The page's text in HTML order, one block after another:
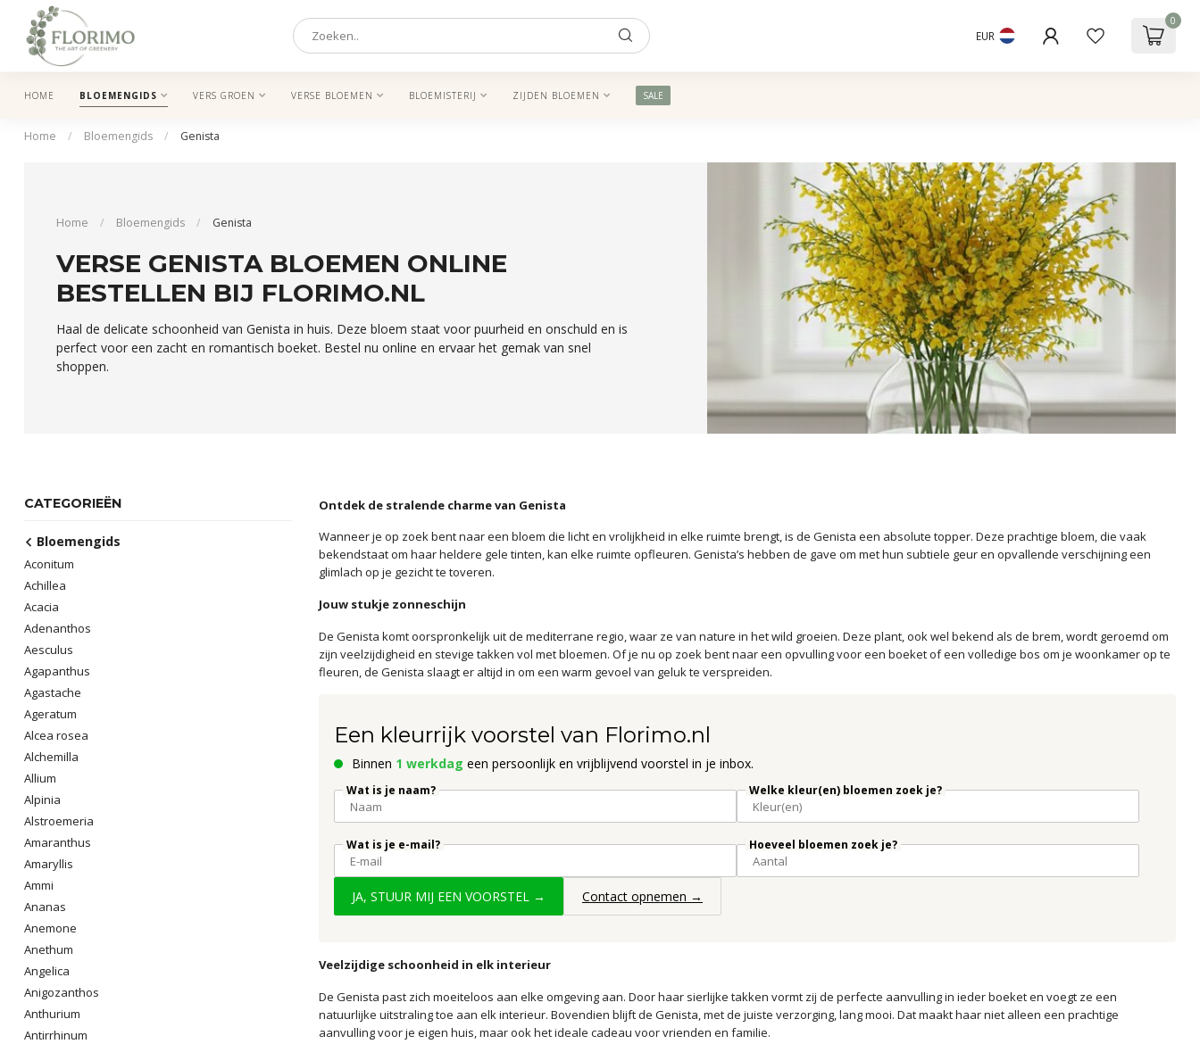
EUR
0
HOME BLOEMENGIDS VERS GROEN VERSE BLOEMEN BLOEMISTERIJ ZIJDEN BLOEMEN SALE
Home / Bloemengids / Genista
Home / Bloemengids / Genista
VERSE GENISTA BLOEMEN ONLINE
BESTELLEN BIJ FLORIMO.NL
Haal de delicate schoonheid van Genista in huis. Deze bloem staat voor puurheid en onschuld en is
perfect voor een zacht en romantisch boeket. Bestel nu online en ervaar het gemak van snel
shoppen.
CATEGORIEËN
Bloemengids
Aconitum
Achillea
Acacia
Adenanthos
Aesculus
Agapanthus
Agastache
Ageratum
Alcea rosea
Alchemilla
Allium
Alpinia
Alstroemeria
Amaranthus
Amaryllis
Ammi
Ananas
Anemone
Anethum
Angelica
Anigozanthos
Anthurium
Antirrhinum
Ontdek de stralende charme van Genista
Wanneer je op zoek bent naar een bloem die licht en vrolijkheid in elke ruimte brengt, is de Genista een absolute topper. Deze prachtige bloem, die vaak
bekendstaat om haar heldere gele tinten, kan elke ruimte opfleuren. Genista’s hebben de gave om met hun subtiele geur en opvallende verschijning een
glimlach op je gezicht te toveren.
Jouw stukje zonneschijn
De Genista komt oorspronkelijk uit de mediterrane regio, waar ze van nature in het wild groeien. Deze plant, ook wel bekend als de brem, wordt geroemd om
zijn veelzijdigheid en stevige takken vol met bloemen. Of je nu op zoek bent naar een opvulling voor een boeket of een volledige bos om je woonkamer op te
fleuren, de Genista slaagt er altijd in om een warm gevoel van geluk te verspreiden.
Een kleurrijk voorstel van Florimo.nl
Binnen 1 werkdag een persoonlijk en vrijblijvend voorstel in je inbox.
Wat is je naam?
Wat is je e-mail?
Welke kleur(en) bloemen zoek je?
Hoeveel bloemen zoek je?
JA, STUUR MIJ EEN VOORSTEL → Contact opnemen →
Veelzijdige schoonheid in elk interieur
De Genista past zich moeiteloos aan elke omgeving aan. Door haar sierlijke takken vormt zij de perfecte aanvulling in ieder boeket en voegt ze een
natuurlijke uitstraling toe aan elk interieur. Bovendien blijft de Genista, met de juiste verzorging, lang mooi. Dat maakt haar niet alleen een prachtige
aanvulling voor je eigen huis, maar ook het ideale cadeau voor vrienden en familie.